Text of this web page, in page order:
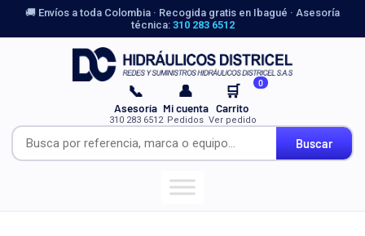
🚚 Envíos a toda Colombia · Recogida gratis en Ibagué · Asesoría
técnica: 310 283 6512
Buscar
📞
Asesoría
310 283 6512
👤
Mi cuenta
Pedidos
🛒 0
Carrito
Ver pedido